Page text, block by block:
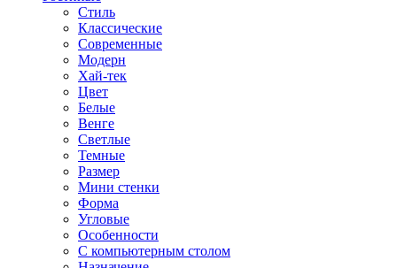
Стиль
Классические
Современные
Модерн
Хай-тек
Цвет
Белые
Венге
Светлые
Темные
Размер
Мини стенки
Форма
Угловые
Особенности
С компьютерным столом